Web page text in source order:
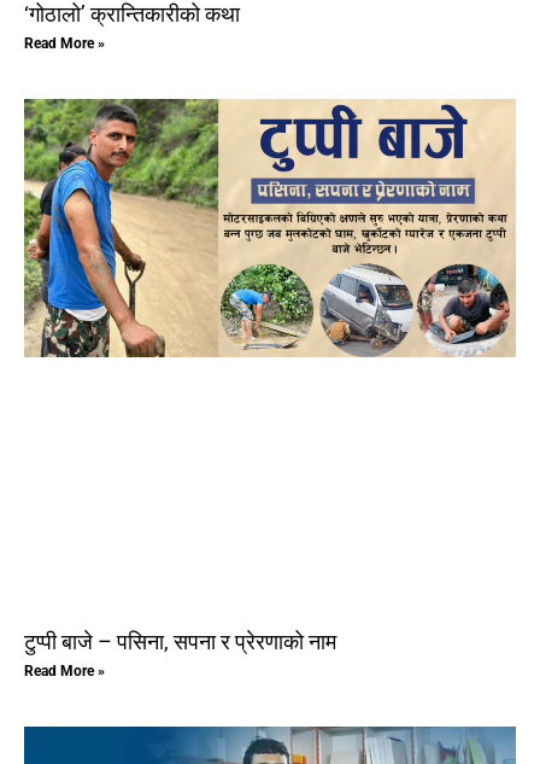
‘गोठालो’ क्रान्तिकारीको कथा
Read More »
टुप्पी बाजे – पसिना, सपना र प्रेरणाको नाम
Read More »